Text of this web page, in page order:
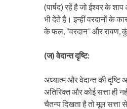
(पार्षद) रहें है जो ईश्वर के
भी देते है। इन्हीं वरदानों के
के फल, “वरदान” और रावण,
(ज) वेदान्त दृष्टि:
अध्यात्म और वेदान्त की दृष्टि
अतिरिक्त और कोई सत्ता ही
चैतन्य दिखता है तो मूल